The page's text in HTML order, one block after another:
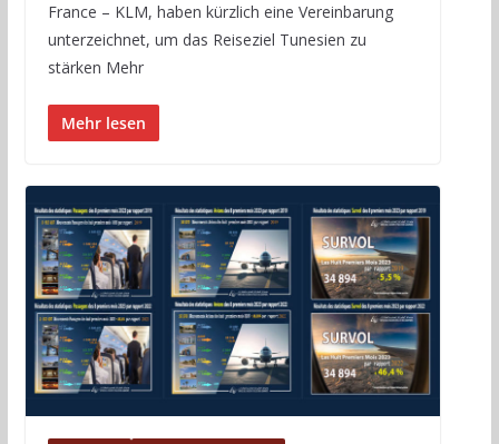
France – KLM, haben kürzlich eine Vereinbarung
unterzeichnet, um das Reiseziel Tunesien zu
stärken Mehr
Mehr lesen